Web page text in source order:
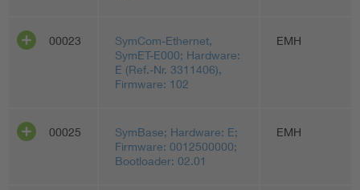
00023
SymCom-Ethernet,
SymET-E000; Hardware:
E (Ref.-Nr. 3311406),
Firmware: 102
EMH
00025
SymBase; Hardware: E;
Firmware: 0012500000;
Bootloader: 02.01
EMH